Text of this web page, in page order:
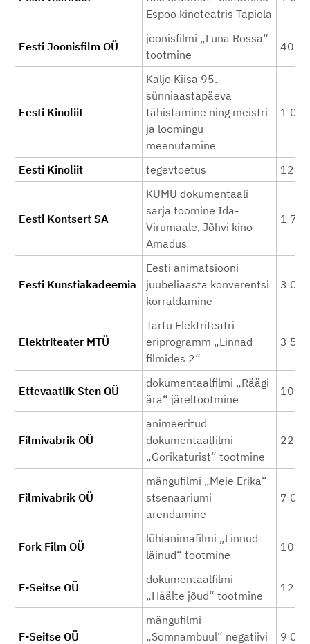
Espoo kinoteatris Tapiola
Eesti Joonisfilm OÜ
joonisfilmi „Luna Rossa“
tootmine
40
Eesti Kinoliit
Kaljo Kiisa 95.
sünniaastapäeva
tähistamine ning meistri
ja loomingu
meenutamine
1 000
Eesti Kinoliit tegevtoetus 12
Eesti Kontsert SA
KUMU dokumentaali
sarja toomine Ida-
Virumaale, Jõhvi kino
Amadus
1 700
Eesti Kunstiakadeemia
Eesti animatsiooni
juubeliaasta konverentsi
korraldamine
3 000
Elektriteater MTÜ
Tartu Elektriteatri
eriprogramm „Linnad
filmides 2“
3 500
Ettevaatlik Sten OÜ
dokumentaalfilmi „Räägi
ära“ järeltootmine
10
Filmivabrik OÜ
animeeritud
dokumentaalfilmi
„Gorikaturist“ tootmine
22
Filmivabrik OÜ
mängufilmi „Meie Erika“
stsenaariumi
arendamine
7 000
Fork Film OÜ
lühianimafilmi „Linnud
läinud“ tootmine
10
F-Seitse OÜ
dokumentaalfilmi
„Häälte jõud“ tootmine
12
F-Seitse OÜ
mängufilmi
„Somnambuul“ negatiivi
9 000